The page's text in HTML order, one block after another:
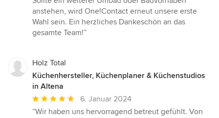
anstehen, wird One!Contact erneut unsere erste
Wahl sein. Ein herzliches Dankeschön an das
gesamte Team!”
Holz Total
Küchenhersteller, Küchenplaner & Küchenstudios
in Altena
Durchschnittliche
Bewertung:
6. Januar 2024
“Wir haben uns hervorragend betreut gefühlt. Von